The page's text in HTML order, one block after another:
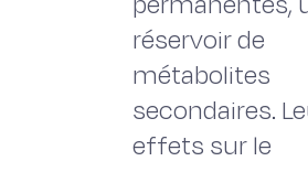
réservoir de
métabolites
secondaires.
effets sur le